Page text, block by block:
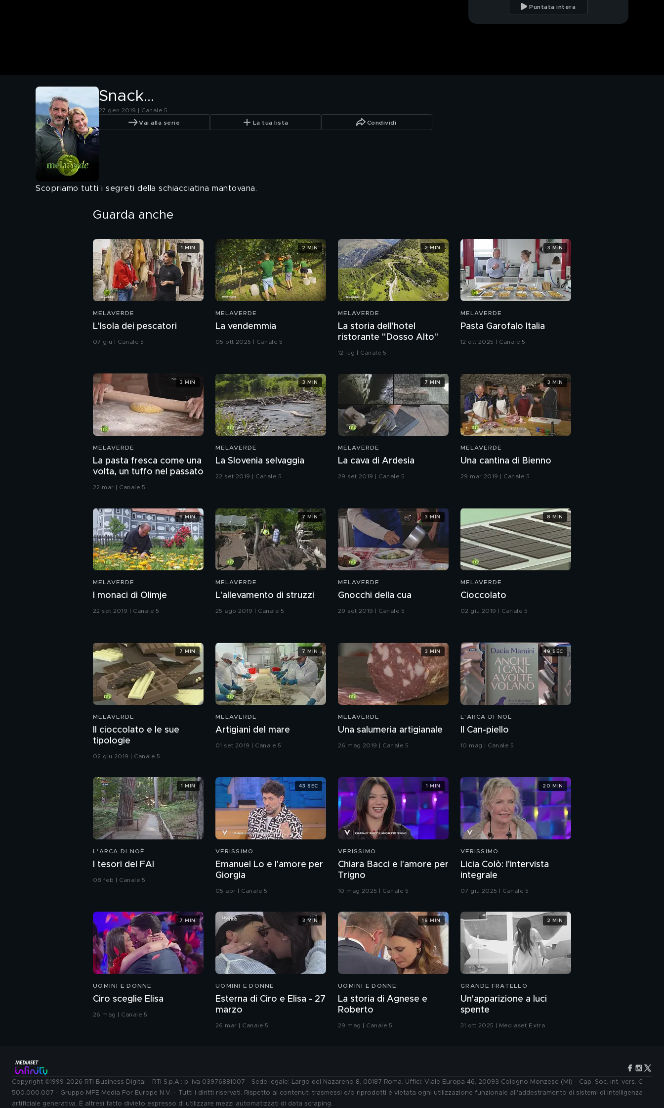
Puntata intera
Snack...
27 gen 2019 | Canale 5
Vai alla serie La tua lista Condividi
Scopriamo tutti i segreti della schiacciatina mantovana.
Guarda anche
MELAVERDE
L'Isola dei pescatori
07 giu | Canale 5
1 MIN
MELAVERDE
La vendemmia
05 ott 2025 | Canale 5
2 MIN
MELAVERDE
La storia dell'hotel
ristorante "Dosso Alto"
12 lug | Canale 5
2 MIN
MELAVERDE
Pasta Garofalo Italia
12 ott 2025 | Canale 5
3 MIN
MELAVERDE
La pasta fresca come una
volta, un tuffo nel passato
22 mar | Canale 5
3 MIN
MELAVERDE
La Slovenia selvaggia
22 set 2019 | Canale 5
3 MIN
MELAVERDE
La cava di Ardesia
29 set 2019 | Canale 5
7 MIN
MELAVERDE
Una cantina di Bienno
29 mar 2019 | Canale 5
3 MIN
MELAVERDE
I monaci di Olimje
22 set 2019 | Canale 5
5 MIN
MELAVERDE
L'allevamento di struzzi
25 ago 2019 | Canale 5
7 MIN
MELAVERDE
Gnocchi della cua
29 set 2019 | Canale 5
3 MIN
MELAVERDE
Cioccolato
02 giu 2019 | Canale 5
8 MIN
MELAVERDE
Il cioccolato e le sue
tipologie
02 giu 2019 | Canale 5
7 MIN
MELAVERDE
Artigiani del mare
01 set 2019 | Canale 5
7 MIN
MELAVERDE
Una salumeria artigianale
26 mag 2019 | Canale 5
3 MIN
L'ARCA DI NOÈ
Il Can-piello
10 mag | Canale 5
49 SEC
L'ARCA DI NOÈ
I tesori del FAI
08 feb | Canale 5
1 MIN
VERISSIMO
Emanuel Lo e l'amore per
Giorgia
05 apr | Canale 5
43 SEC
VERISSIMO
Chiara Bacci e l'amore per
Trigno
10 mag 2025 | Canale 5
1 MIN
VERISSIMO
Licia Colò: l'intervista
integrale
07 giu 2025 | Canale 5
20 MIN
UOMINI E DONNE
Ciro sceglie Elisa
26 mag | Canale 5
7 MIN
UOMINI E DONNE
Esterna di Ciro e Elisa - 27
marzo
26 mar | Canale 5
3 MIN
UOMINI E DONNE
La storia di Agnese e
Roberto
29 mag | Canale 5
16 MIN
GRANDE FRATELLO
Un'apparizione a luci
spente
31 ott 2025 | Mediaset Extra
2 MIN
Copyright ©1999-2026 RTI Business Digital - RTI S.p.A.: p. iva 03976881007 - Sede legale: Largo del Nazareno 8, 00187 Roma. Uffici: Viale Europa 46, 20093 Cologno Monzese (MI) - Cap. Soc. int. vers. €
500.000.007 - Gruppo MFE Media For Europe N.V. - Tutti i diritti riservati. Rispetto ai contenuti trasmessi e/o riprodotti è vietata ogni utilizzazione funzionale all'addestramento di sistemi di intelligenza
artificiale generativa. È altresì fatto divieto espresso di utilizzare mezzi automatizzati di data scraping.